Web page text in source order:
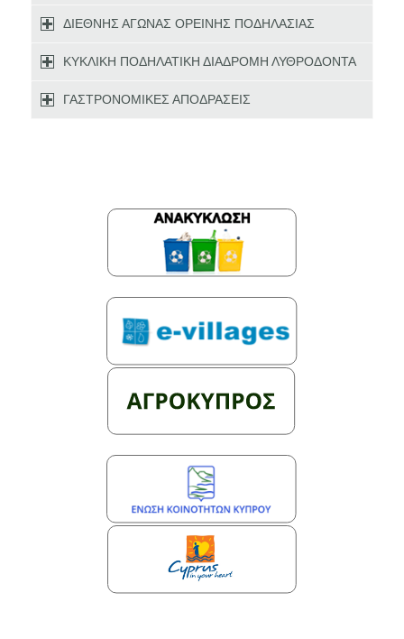
ΔΙΕΘΝΗΣ ΑΓΩΝΑΣ ΟΡΕΙΝΗΣ ΠΟΔΗΛΑΣΙΑΣ
ΚΥΚΛΙΚΗ ΠΟΔΗΛΑΤΙΚΗ ΔΙΑΔΡΟΜΗ ΛΥΘΡΟΔΟΝΤΑ
ΓΑΣΤΡΟΝΟΜΙΚΕΣ ΑΠΟΔΡΑΣΕΙΣ